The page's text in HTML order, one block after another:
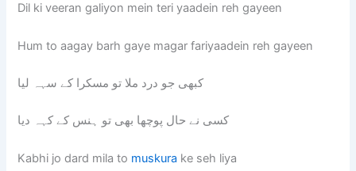
Dil ki veeran galiyon mein teri yaadein reh gayeen
Hum to aagay barh gaye magar fariyaadein reh gayeen
کبھی جو درد ملا تو مسکرا کے سہہ لیا
کسی نے حال پوچھا بھی تو ہنس کے کہہ دیا
Kabhi jo dard mila to muskura ke seh liya